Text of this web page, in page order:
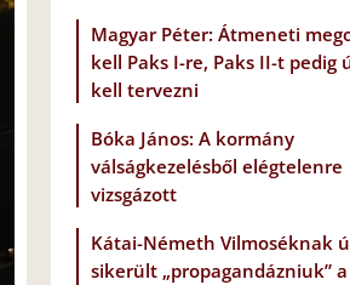
Magyar Péter: Átmeneti
kell Paks I-re, Paks II-t pedig
kell tervezni
Bóka János: A kormány
válságkezelésből elégtelenre
vizsgázott
Kátai-Németh Vilmoséknak
sikerült „propagandázniuk” a